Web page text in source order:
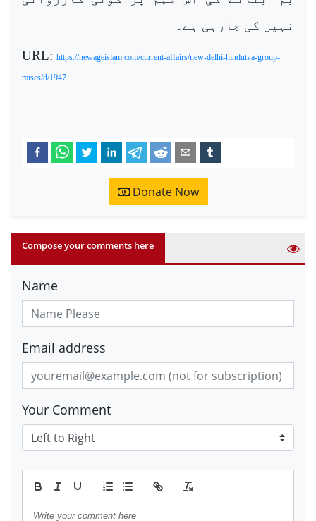
نہیں کی جارہی ہے۔
URL: https://newageislam.com/current-affairs/new-delhi-hindutva-group-
raises/d/1947
Donate Now
Compose your comments here
Name
Email address
Your Comment